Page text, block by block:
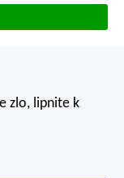
zlo, lipnite k